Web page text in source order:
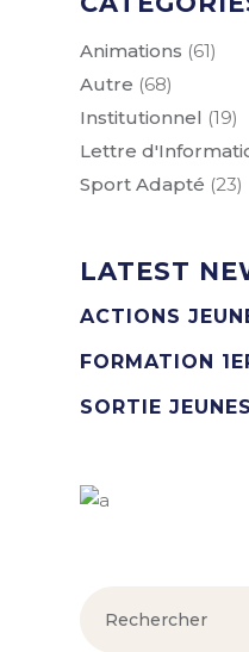
Animations (61)
Autre (68)
Institutionnel (19)
Lettre
Sport Adapté (23)
LATEST
ACTIONS
FORMATION
SORTIE JEUNES